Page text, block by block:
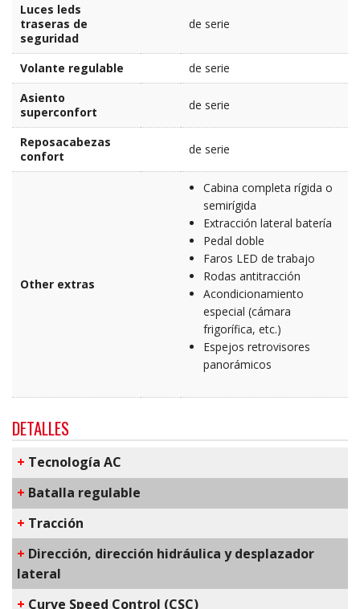
Luces leds
traseras de
seguridad
de serie
Volante regulable
de serie
Asiento
superconfort
de serie
Reposacabezas
confort
de serie
Other extras
Cabina completa rígida o
semirígida
Extracción lateral batería
Pedal doble
Faros LED de trabajo
Rodas antitracción
Acondicionamiento
especial (cámara
frigorífica, etc.)
Espejos retrovisores
panorámicos
DETALLES
+ ​Tecnología AC
+ Batalla regulable
+ Tracción
+ Dirección, dirección hidráulica y desplazador
lateral
+ C​urve Speed Control​ (CSC)